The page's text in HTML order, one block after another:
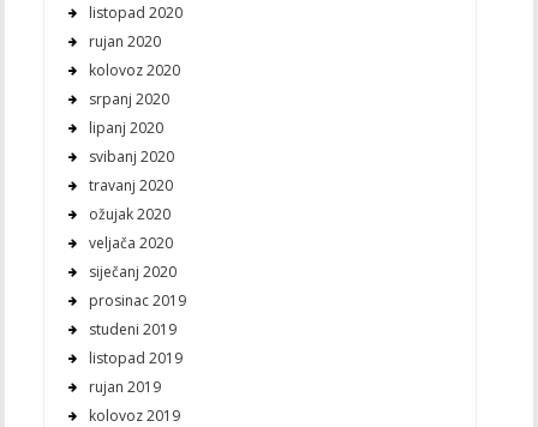
listopad 2020
rujan 2020
kolovoz 2020
srpanj 2020
lipanj 2020
svibanj 2020
travanj 2020
ožujak 2020
veljača 2020
siječanj 2020
prosinac 2019
studeni 2019
listopad 2019
rujan 2019
kolovoz 2019